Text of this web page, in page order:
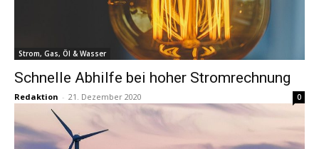
Strom, Gas, Öl & Wasser
Schnelle Abhilfe bei hoher Stromrechnung
Redaktion - 21. Dezember 2020 0